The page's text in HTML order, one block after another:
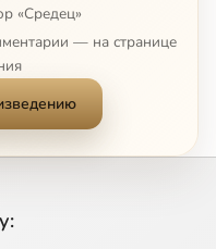
2:13
Podi
«Средец»
— на странице